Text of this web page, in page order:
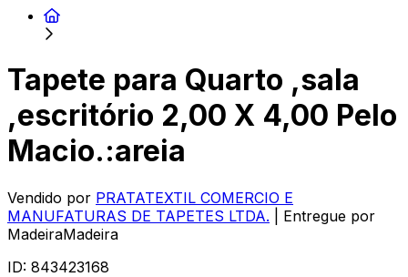
Tapete para Quarto ,sala
,escritório 2,00 X 4,00 Pelo
Macio.:areia
Vendido por PRATATEXTIL COMERCIO E
MANUFATURAS DE TAPETES LTDA.
| Entregue por
MadeiraMadeira
ID: 843423168